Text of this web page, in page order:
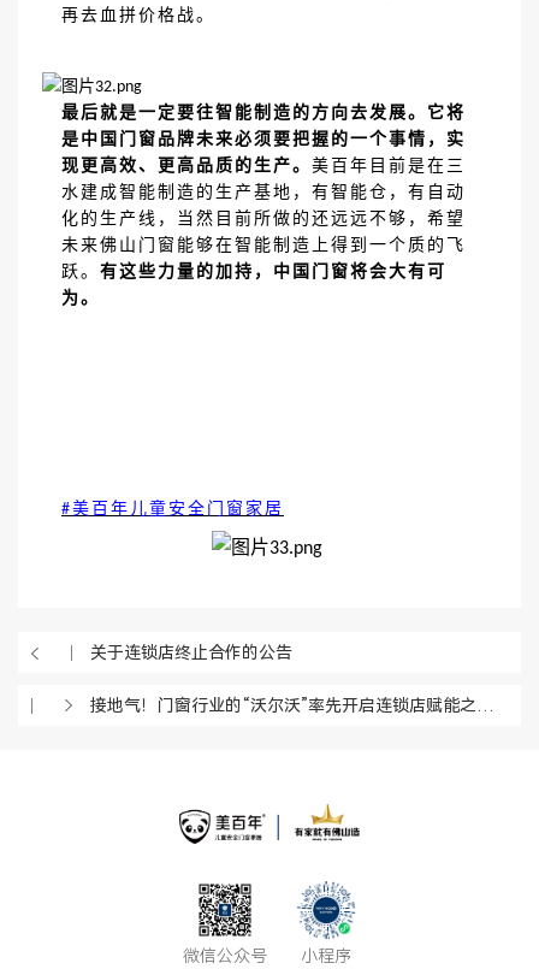
再去血拼价格战。
最后就是一定要往智能制造的方向去发展。它将
是中国门窗品牌未来必须要把握的一个事情，实
现更高效、更高品质的生产。 美百年目前是在三
水建成智能制造的生产基地，有智能仓，有自动
化的生产线，当然目前所做的还远远不够，希望
未来佛山门窗能够在智能制造上得到一个质的飞
跃。 有这些力量的加持，中国门窗将会大有可
为。
#美百年儿童安全门窗家居
关于连锁店终止合作的公告
微信公众号 小程序